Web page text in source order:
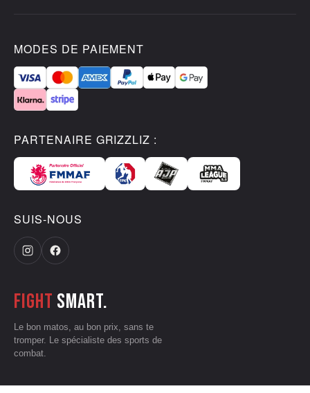
MODES DE PAIEMENT
PARTENAIRE GRIZZLIZ :
SUIS-NOUS
Fight smart.
Le bon matos, au bon prix, sans te
tromper. Le spécialiste des sports de
combat.